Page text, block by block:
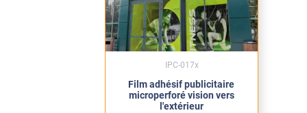
Film adhésif publicitaire
microperforé vision vers
l'extérieur
IPC-017x